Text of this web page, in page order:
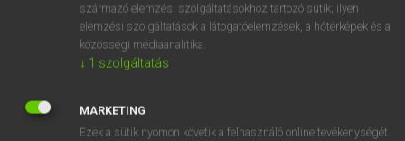
DÍJMENTES ANGOL SZÓTÁR
astragal
származó elemzési szolgáltatásokhoz tartozó sütik; ilyen
elemzési szolgáltatások a látogatóelemzések, a hőtérképek és a
közösségi médiaanalitika.
↓ 1 szolgáltatás
MARKETING
Ezek a sütik nyomon követik a felhasználó online tevékenységét.